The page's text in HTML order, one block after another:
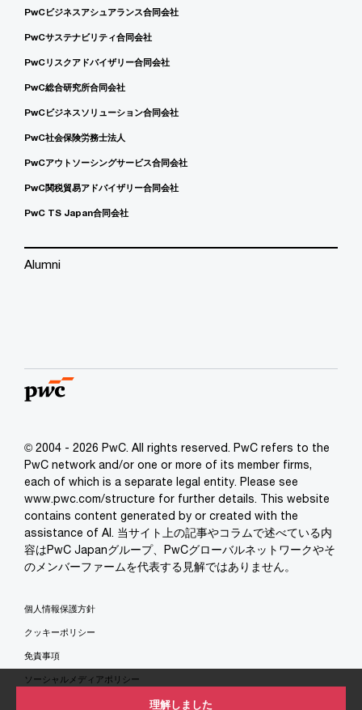
理解しました
PwCビジネスアシュアランス合同会社
PwCサステナビリティ合同会社
PwCリスクアドバイザリー合同会社
PwC総合研究所合同会社
PwCビジネスソリューション合同会社
PwC社会保険労務士法人
PwCアウトソーシングサービス合同会社
PwC関税貿易アドバイザリー合同会社
PwC TS Japan合同会社
Alumni
© 2004 - 2026 PwC. All rights reserved. PwC refers to the
PwC network and/or one or more of its member firms,
each of which is a separate legal entity. Please see
www.pwc.com/structure for further details. This website
contains content generated by or created with the
assistance of AI. 当サイト上の記事やコラムで述べている内
容はPwC Japanグループ、PwCグローバルネットワークやそ
のメンバーファームを代表する見解ではありません。
個人情報保護方針
クッキーポリシー
免責事項
ソーシャルメディアポリシー